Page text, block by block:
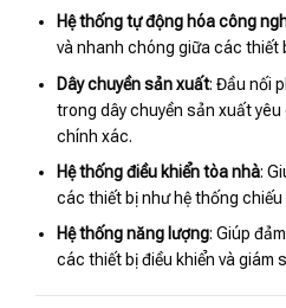
Hệ thống tự động hóa công
và nhanh chóng giữa các thiết
Dây chuyền sản xuất: Đầu nối
trong dây chuyền sản xuất
chính xác.
Hệ thống điều khiển tòa nhà:
các thiết bị như hệ thống chiếu
Hệ thống năng lượng: Giúp
các thiết bị điều khiển và giám